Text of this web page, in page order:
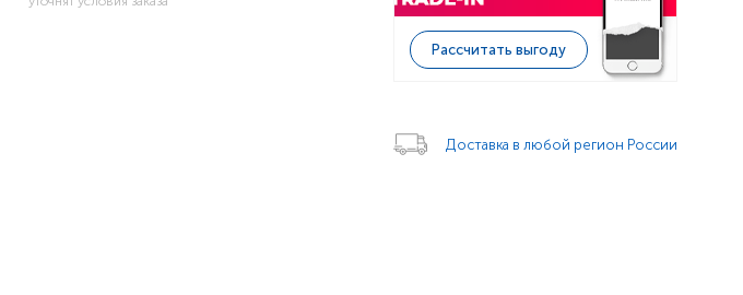
Рассчитать выгоду
Доставка в любой регион России